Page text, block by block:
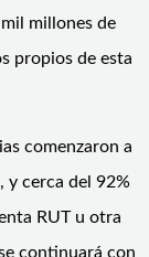
millones de
propios de esta
comenzaron a
y cerca del 92%
RUT u otra
continuará con